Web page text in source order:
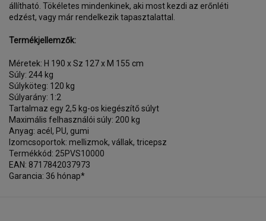
állítható. Tökéletes mindenkinek, aki most kezdi az erőnléti
edzést, vagy már rendelkezik tapasztalattal.
Termékjellemzők:
Méretek: H 190 x Sz 127 x M 155 cm
Súly: 244 kg
Súlyköteg: 120 kg
Súlyarány: 1:2
Tartalmaz egy 2,5 kg-os kiegészítő súlyt
Maximális felhasználói súly: 200 kg
Anyag: acél, PU, ​​gumi
Izomcsoportok: mellizmok, vállak, tricepsz
Termékkód: 25PVS10000
EAN: 8717842037973
Garancia: 36 hónap*